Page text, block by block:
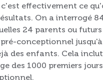
effectivement ce
On a interrogé
24 parents ou
conceptionnel
des enfants. Cela
des 1000 premiers